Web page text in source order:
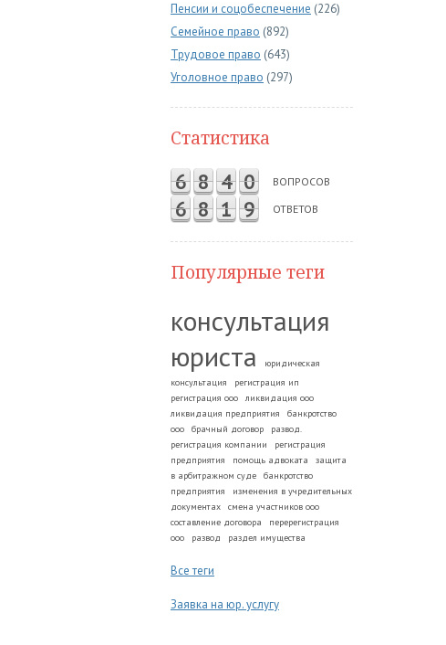
Пенсии и соцобеспечение (226)
Семейное право (892)
Трудовое право (643)
Уголовное право (297)
Статистика
6 8 4 0 ВОПРОСОВ
6 8 1 9 ОТВЕТОВ
Популярные теги
консультация
юриста
юридическая
консультация
регистрация ип
регистрация ооо
ликвидация ооо
ликвидация предприятия
банкротство
ооо
брачный договор
развод.
регистрация компании
регистрация
предприятия
помощь адвоката
защита
в арбитражном суде
банкротство
предприятия
изменения в учредительных
документах
смена участников ооо
составление договора
перерегистрация
ооо
развод раздел имущества
Все теги
Заявка на юр. услугу